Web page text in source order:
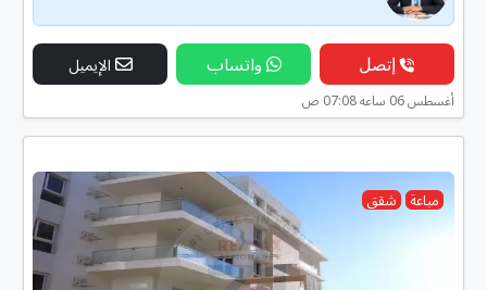
إتصل واتساب الإيميل
أغسطس 06 ساعه 07:08 ص
مباعة شقق